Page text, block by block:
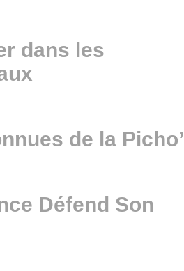
dans les
de la Picho’
Défend Son